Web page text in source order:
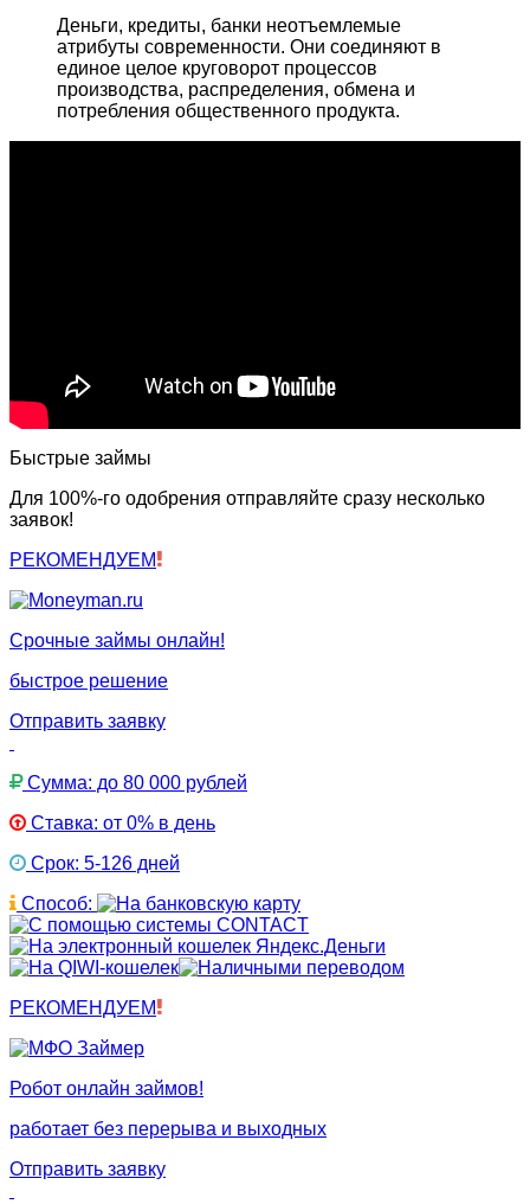
Деньги, кредиты, банки неотъемлемые
атрибуты современности. Они соединяют в
единое целое круговорот процессов
производства, распределения, обмена и
потребления общественного продукта.
Быстрые займы
Для 100%-го одобрения отправляйте сразу несколько
заявок!
РЕКОМЕНДУЕМ
Срочные займы онлайн!
быстрое решение
Отправить заявку
Сумма: до 80 000 рублей
Ставка: от 0% в день
Срок: 5-126 дней
Способ:
РЕКОМЕНДУЕМ
Робот онлайн займов!
работает без перерыва и выходных
Отправить заявку